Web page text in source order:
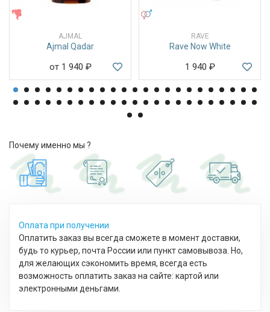
AJMAL
Ajmal Qadar
от 1 940 ₽
RAVE
Rave Now White
1 940 ₽
Почему именно мы ?
Оплата при получении
Оплатить заказ вы всегда сможете в момент доставки,
будь то курьер, почта России или пункт самовывоза. Но,
для желающих сэкономить время, всегда есть
возможность оплатить заказ на сайте: картой или
электронными деньгами.